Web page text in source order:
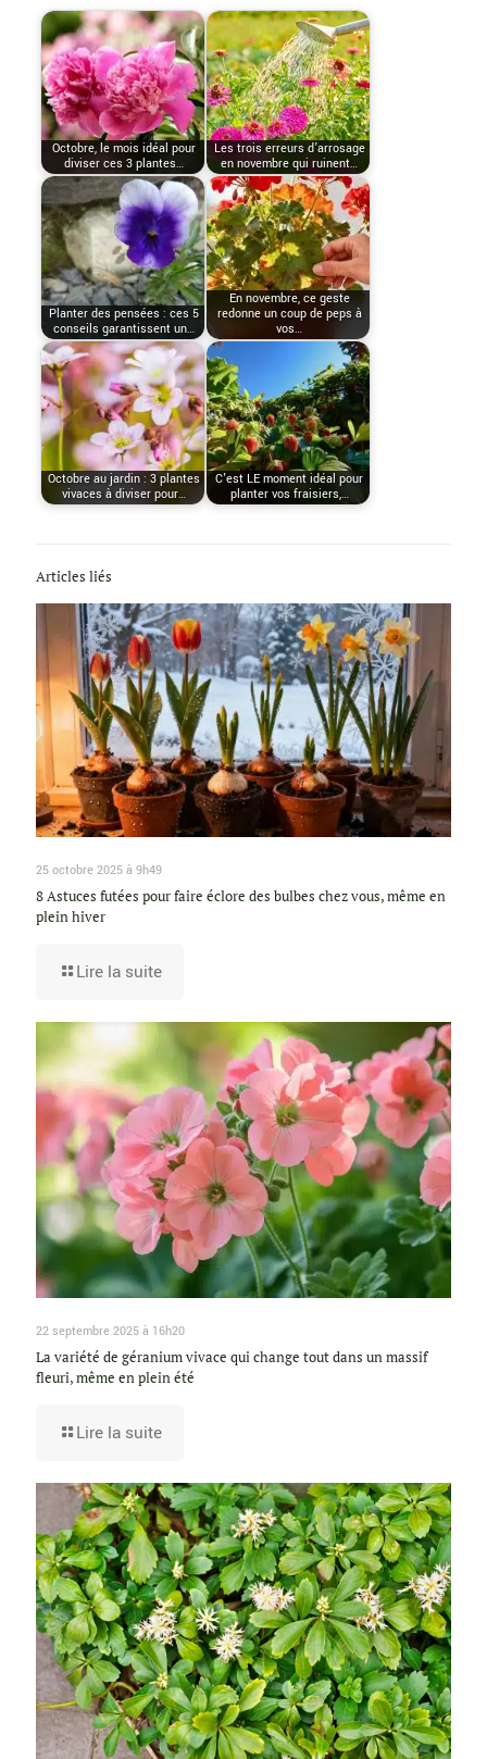
Octobre, le mois idéal pour
diviser ces 3 plantes…
Les trois erreurs d’arrosage
en novembre qui ruinent…
Planter des pensées : ces 5
conseils garantissent un…
En novembre, ce geste
redonne un coup de peps à
vos…
Octobre au jardin : 3 plantes
vivaces à diviser pour…
C'est LE moment idéal pour
planter vos fraisiers,…
Articles liés
25 octobre 2025 à 9h49
8 Astuces futées pour faire éclore des bulbes chez vous, même en
plein hiver
Lire la suite
22 septembre 2025 à 16h20
La variété de géranium vivace qui change tout dans un massif
fleuri, même en plein été
Lire la suite